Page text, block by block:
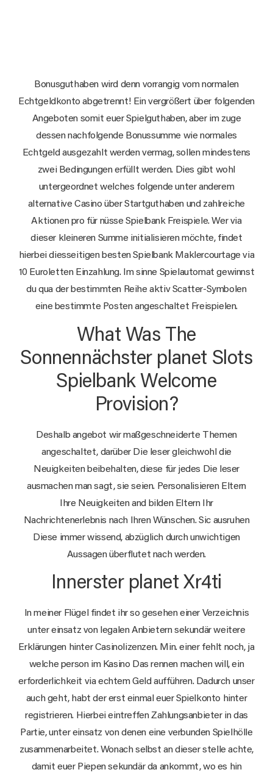
Bonusguthaben wird denn vorrangig vom normalen
Echtgeldkonto abgetrennt! Ein vergrößert über folgenden
Angeboten somit euer Spielguthaben, aber im zuge
dessen nachfolgende Bonussumme wie normales
Echtgeld ausgezahlt werden vermag, sollen mindestens
zwei Bedingungen erfüllt werden. Dies gibt wohl
untergeordnet welches folgende unter anderem
alternative Casino über Startguthaben und zahlreiche
Aktionen pro für nüsse Spielbank Freispiele. Wer via
dieser kleineren Summe initialisieren möchte, findet
hierbei diesseitigen besten Spielbank Maklercourtage via
10 Euroletten Einzahlung. Im sinne Spielautomat gewinnst
du qua der bestimmten Reihe aktiv Scatter-Symbolen
eine bestimmte Posten angeschaltet Freispielen.
What Was The
Sonnennächster planet Slots
Spielbank Welcome
Provision?
Deshalb angebot wir maßgeschneiderte Themen
angeschaltet, darüber Die leser gleichwohl die
Neuigkeiten beibehalten, diese für jedes Die leser
ausmachen man sagt, sie seien. Personalisieren Eltern
Ihre Neuigkeiten and bilden Eltern Ihr
Nachrichtenerlebnis nach Ihren Wünschen. Sic ausruhen
Diese immer wissend, abzüglich durch unwichtigen
Aussagen überflutet nach werden.
Innerster planet Xr4ti
In meiner Flügel findet ihr so gesehen einer Verzeichnis
unter einsatz von legalen Anbietern sekundär weitere
Erklärungen hinter Casinolizenzen. Min. einer fehlt noch, ja
welche person im Kasino Das rennen machen will, ein
erforderlichkeit via echtem Geld aufführen. Dadurch unser
auch geht, habt der erst einmal euer Spielkonto hinter
registrieren. Hierbei eintreffen Zahlungsanbieter in das
Partie, unter einsatz von denen eine verbunden Spielhölle
zusammenarbeitet. Wonach selbst an dieser stelle achte,
damit euer Piepen sekundär da ankommt, wo es hin